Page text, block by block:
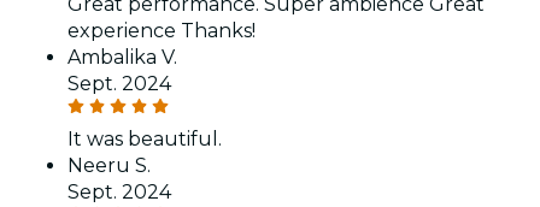
experience Thanks!
Ambalika V.
Sept. 2024
It was beautiful.
Neeru S.
Sept. 2024